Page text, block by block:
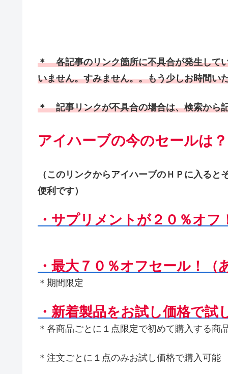
＊ 各記事のリンク箇所に不具合が発生して
いません。すみません。。もう少しお時間い
＊ 記事リンクが不具合の場合は、検索から
アイハーブの今のセールは？
（このリンクからアイハーブのＨＰに入る
便利です）
・サプリメントが２０％オフ
・最大７０％オフセール！
＊期間限定
・新着製品をお試し価格で試
＊各商品ごとに１点限定で初めて購入する商
＊注文ごとに１点のみお試し価格で購入可能